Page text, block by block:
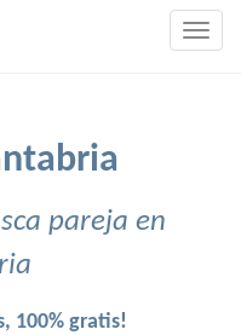
pareja en
100% gratis!